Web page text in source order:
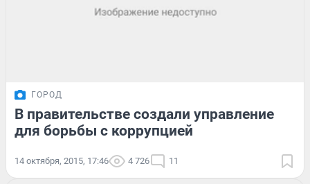
ГОРОД
В правительстве создали управление
для борьбы с коррупцией
14 октября, 2015, 17:46 4 726 11